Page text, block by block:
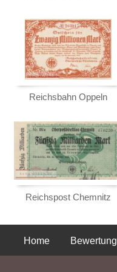
Privatsphäre und
Widerrufsbelehrung
Liefer- und
AGB
Reichsbahn Oppeln
Reichspost Chemnitz
Home